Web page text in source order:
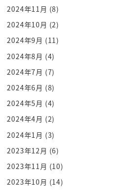
那座城外有河
曹操用計讓河水氾濫
水湧上來 周遭汪洋一片
軍隊就無法從城裡出來
水的出路被封住
這就是水攻
熟悉日本史的人應該知道
這是豐臣秀吉擅長的計策
曹操就是用這招把城給困住了
「呂布大人 不好了 我們被困住了」
被困住就不能用赤兔馬了
他的武力也無法派上用場
把他氣個半死
2024年11月 (8)
2024年10月 (2)
2024年9月 (11)
2024年8月 (4)
2024年7月 (7)
2024年6月 (8)
2024年5月 (4)
2024年4月 (2)
2024年1月 (3)
2023年12月 (6)
2023年11月 (10)
2023年10月 (14)